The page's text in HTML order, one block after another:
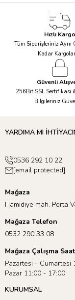
Hızlı Kargo
Tüm Siparişleriniz
Kadar
Güvenli
256Bit SSL Sertifikası
Bilgileriniz
YARDIMA MI
0536 292 10 22
[email protected]
Mağaza
Hamidiye mah. Porta
Mağaza Telefon
0532 290 33 08
Mağaza Çalışma
Pazartesi - Cumartesi
Pazar 11:00 - 17:00
KURUMSAL